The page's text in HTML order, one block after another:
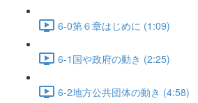
6-0第６章はじめに (1:09)
6-1国や政府の動き (2:25)
6-2地方公共団体の動き (4:58)